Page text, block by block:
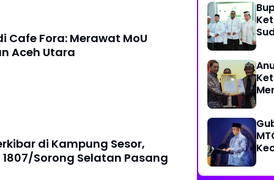
Cafe Fora: Merawat MoU
Aceh Utara
di Kampung Sesor,
1807/Sorong Selatan Pasang